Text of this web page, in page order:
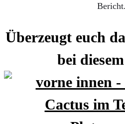
Bericht.
Überzeugt euch
bei